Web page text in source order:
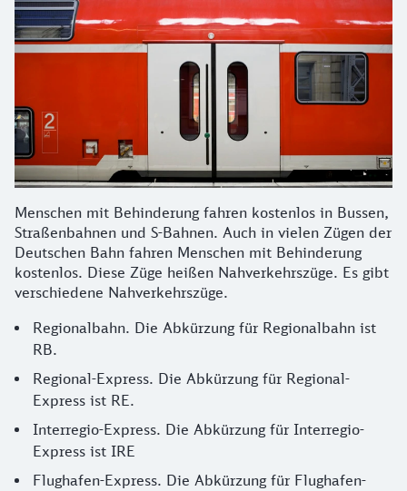
Menschen mit Behinderung fahren kostenlos in Bussen,
Straßenbahnen und S-Bahnen. Auch in vielen Zügen der
Deutschen Bahn fahren Menschen mit Behinderung
kostenlos. Diese Züge heißen Nahverkehrszüge. Es gibt
verschiedene Nahverkehrszüge.
Regionalbahn. Die Abkürzung für Regionalbahn ist
RB.
Regional-Express. Die Abkürzung für Regional-
Express ist RE.
Interregio-Express. Die Abkürzung für Interregio-
Express ist IRE
Flughafen-Express. Die Abkürzung für Flughafen-